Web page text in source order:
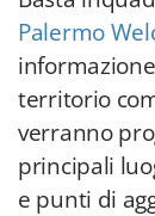
Palermo
territorio
verranno
principali
e punti di